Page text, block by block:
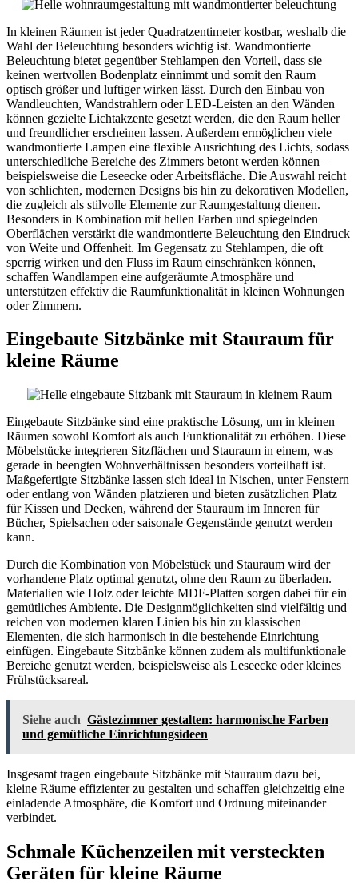
In kleinen Räumen ist jeder Quadratzentimeter kostbar, weshalb die
Wahl der Beleuchtung besonders wichtig ist. Wandmontierte
Beleuchtung bietet gegenüber Stehlampen den Vorteil, dass sie
keinen wertvollen Bodenplatz einnimmt und somit den Raum
optisch größer und luftiger wirken lässt. Durch den Einbau von
Wandleuchten, Wandstrahlern oder LED-Leisten an den Wänden
können gezielte Lichtakzente gesetzt werden, die den Raum heller
und freundlicher erscheinen lassen. Außerdem ermöglichen viele
wandmontierte Lampen eine flexible Ausrichtung des Lichts, sodass
unterschiedliche Bereiche des Zimmers betont werden können –
beispielsweise die Leseecke oder Arbeitsfläche. Die Auswahl reicht
von schlichten, modernen Designs bis hin zu dekorativen Modellen,
die zugleich als stilvolle Elemente zur Raumgestaltung dienen.
Besonders in Kombination mit hellen Farben und spiegelnden
Oberflächen verstärkt die wandmontierte Beleuchtung den Eindruck
von Weite und Offenheit. Im Gegensatz zu Stehlampen, die oft
sperrig wirken und den Fluss im Raum einschränken können,
schaffen Wandlampen eine aufgeräumte Atmosphäre und
unterstützen effektiv die Raumfunktionalität in kleinen Wohnungen
oder Zimmern.
Eingebaute Sitzbänke mit Stauraum für
kleine Räume
Eingebaute Sitzbänke sind eine praktische Lösung, um in kleinen
Räumen sowohl Komfort als auch Funktionalität zu erhöhen. Diese
Möbelstücke integrieren Sitzflächen und Stauraum in einem, was
gerade in beengten Wohnverhältnissen besonders vorteilhaft ist.
Maßgefertigte Sitzbänke lassen sich ideal in Nischen, unter Fenstern
oder entlang von Wänden platzieren und bieten zusätzlichen Platz
für Kissen und Decken, während der Stauraum im Inneren für
Bücher, Spielsachen oder saisonale Gegenstände genutzt werden
kann.
Durch die Kombination von Möbelstück und Stauraum wird der
vorhandene Platz optimal genutzt, ohne den Raum zu überladen.
Materialien wie Holz oder leichte MDF-Platten sorgen dabei für ein
gemütliches Ambiente. Die Designmöglichkeiten sind vielfältig und
reichen von modernen klaren Linien bis hin zu klassischen
Elementen, die sich harmonisch in die bestehende Einrichtung
einfügen. Eingebaute Sitzbänke können zudem als multifunktionale
Bereiche genutzt werden, beispielsweise als Leseecke oder kleines
Frühstücksareal.
Siehe auch Gästezimmer gestalten: harmonische Farben
und gemütliche Einrichtungsideen
Insgesamt tragen eingebaute Sitzbänke mit Stauraum dazu bei,
kleine Räume effizienter zu gestalten und schaffen gleichzeitig eine
einladende Atmosphäre, die Komfort und Ordnung miteinander
verbindet.
Schmale Küchenzeilen mit versteckten
Geräten für kleine Räume